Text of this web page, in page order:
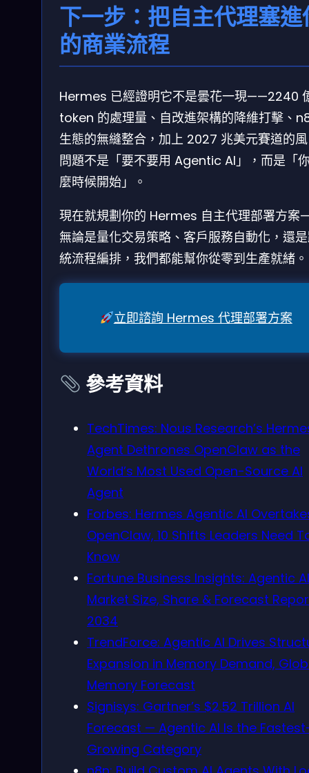
下一步：把自主代理塞進
的商業流程
Hermes 已經證明它不是曇花一現——2240
token 的處理量、自改進架構的降維打擊、
生態的無縫整合，加上 2027 兆美元賽道的
問題不是「要不要用 Agentic AI」，而是「
麼時候開始」。
現在就規劃你的 Hermes 自主代理部署方
無論是量化交易策略、客戶服務自動化，還
統流程編排，我們都能幫你從零到生產就緒。
立即諮詢 Hermes 代理部署方案
參考資料
TechTimes: Nous Research’s
Agent Dethrones OpenClaw as the
World’s Most Used Open-Source AI
Agent
Forbes: Hermes Agentic AI
OpenClaw, 10 Shifts Leaders Need
Know
Fortune Business Insights: Agentic AI
Market Size, Share & Forecast
2034
TrendForce: Agentic AI Drives
Expansion in Memory Demand,
Memory Forecast
Signisys: Gartner’s $2.52 Trillion AI
Forecast — Agentic AI Is the
Growing Category